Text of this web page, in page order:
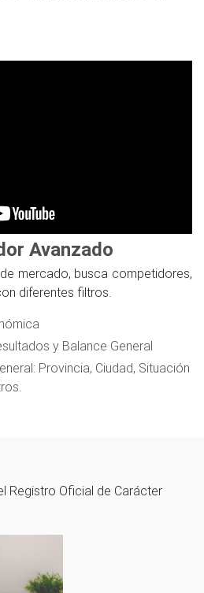
Avanzado
mercado, busca competidores,
diferentes filtros.
y Balance General
Provincia, Ciudad, Situación
Registro Oficial de Carácter